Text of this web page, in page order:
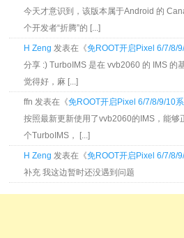
今天才意识到，该版本属于Android 的
个开发者“折腾”的 [...]
H Zeng 发表在《免ROOT开启Pixel 6/7/8/
分享 :) TurboIMS 是在 vvb2060 的 IMS 的
觉得好，麻 [...]
ffn 发表在《免ROOT开启Pixel 6/7/8/9/10
按照最新更新使用了vvb2060的IMS，能
个TurboIMS， [...]
H Zeng 发表在《免ROOT开启Pixel 6/7/8/
补充 我这边暂时还没遇到问题